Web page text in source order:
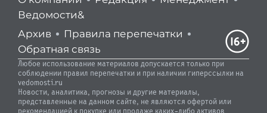
Ведомости&
Архив
Правила перепечатки
Обратная связь
Любое использование материалов допускается только при
соблюдении правил перепечатки и при наличии гиперссылки на
vedomosti.ru
Новости, аналитика, прогнозы и другие материалы,
представленные на данном сайте, не являются офертой или